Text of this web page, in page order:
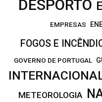
DESPORTO
EMPRESAS
FOGOS E
GOVERNO DE PORTUGAL
METEOROLOGIA